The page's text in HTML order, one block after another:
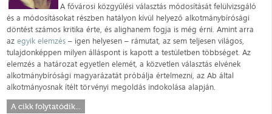
A fővárosi közgyűlési választás módosítását felülvizsgáló
és a módosításokat részben hatályon kívül helyező alkotmánybírósági
döntést számos kritika érte, és alighanem fogja is még érni. Amint arra
azegyik elemzés – igen helyesen – rámutat, az sem teljesen világos,
tulajdonképpen milyen álláspont is kapott a testületben többséget. Az
elemzés a határozat egyetlen elemét, a közvetlen választás elvének
alkotmánybírósági magyarázatát próbálja értelmezni, az Ab által
alkotmányosnak ítélt törvényi megoldás indokolása alapján.
A cikk folytatódik...